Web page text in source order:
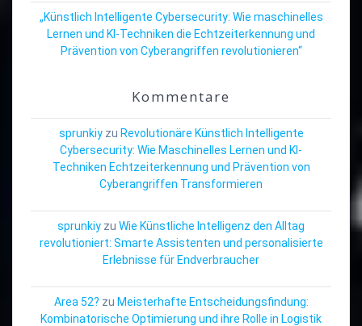
„Künstlich Intelligente Cybersecurity: Wie maschinelles
Lernen und KI-Techniken die Echtzeiterkennung und
Prävention von Cyberangriffen revolutionieren“
Kommentare
sprunkiyzu Revolutionäre Künstlich Intelligente
Cybersecurity: Wie Maschinelles Lernen und KI-
Techniken Echtzeiterkennung und Prävention von
Cyberangriffen Transformieren
sprunkiy zu Wie Künstliche Intelligenz den Alltag
revolutioniert: Smarte Assistenten und personalisierte
Erlebnisse für Endverbraucher
Area 52? zu Meisterhafte Entscheidungsfindung:
Kombinatorische Optimierung und ihre Rolle in Logistik